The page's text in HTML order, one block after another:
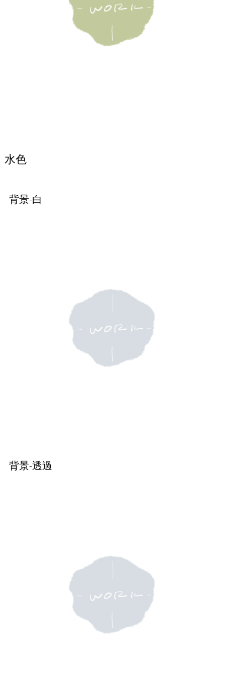
水色
背景-白
背景-透過